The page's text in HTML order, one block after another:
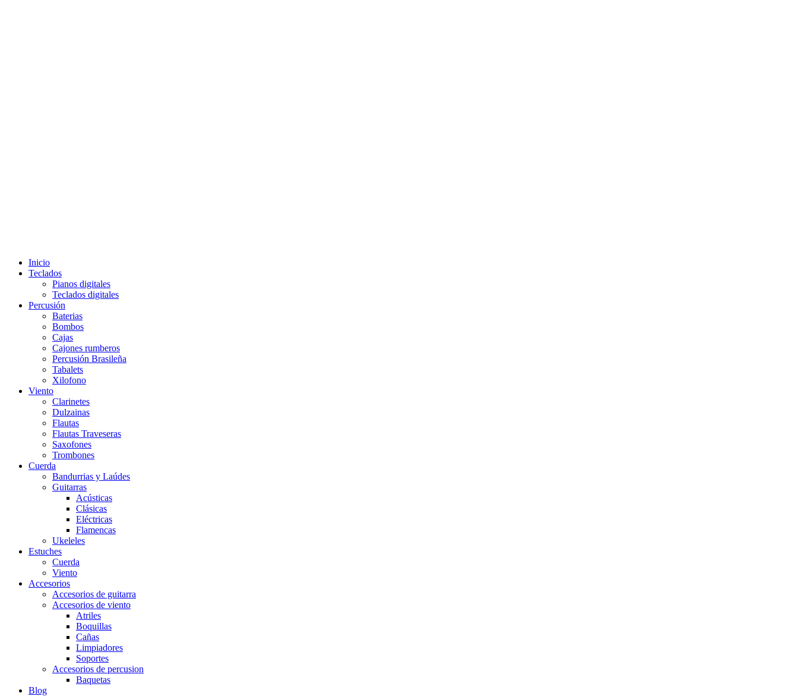
Inicio
Teclados
Pianos digitales
Teclados digitales
Percusión
Baterias
Bombos
Cajas
Cajones rumberos
Percusión Brasileña
Tabalets
Xilofono
Viento
Clarinetes
Dulzainas
Flautas
Flautas Traveseras
Saxofones
Trombones
Cuerda
Bandurrias y Laúdes
Guitarras
Acústicas
Clásicas
Eléctricas
Flamencas
Ukeleles
Estuches
Cuerda
Viento
Accesorios
Accesorios de guitarra
Accesorios de viento
Atriles
Boquillas
Cañas
Limpiadores
Soportes
Accesorios de percusion
Baquetas
Blog